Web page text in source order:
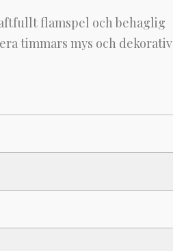
flamspel och behaglig
timmars mys och dekorativ